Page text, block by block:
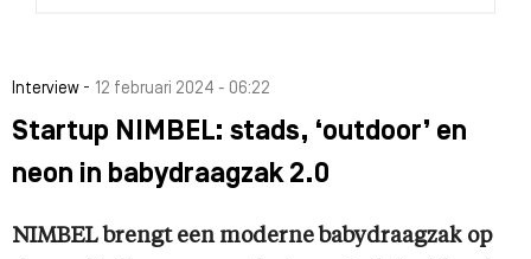
Interview - 12 februari 2024 - 06:22
Startup NIMBEL: stads, ‘outdoor’ en
neon in babydraagzak 2.0
NIMBEL brengt een moderne babydraagzak op